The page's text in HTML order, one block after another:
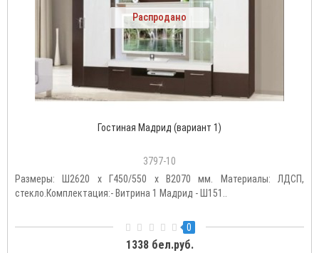
Распродано
Гостиная Мадрид (вариант 1)
3797-10
Размеры: Ш2620 х Г450/550 х В2070 мм. Материалы: ЛДСП,
стекло.Комплектация:- Витрина 1 Мадрид - Ш151..
0
1338 бел.руб.